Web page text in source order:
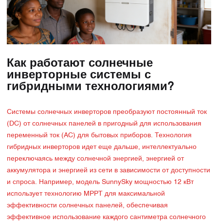
Как работают солнечные
инверторные системы с
гибридными технологиями?
Системы солнечных инверторов преобразуют постоянный ток
(DC) от солнечных панелей в пригодный для использования
переменный ток (AC) для бытовых приборов. Технология
гибридных инверторов идет еще дальше, интеллектуально
переключаясь между солнечной энергией, энергией от
аккумулятора и энергией из сети в зависимости от доступности
и спроса. Например, модель SunnySky мощностью 12 кВт
использует технологию MPPT для максимальной
эффективности солнечных панелей, обеспечивая
эффективное использование каждого сантиметра солнечного